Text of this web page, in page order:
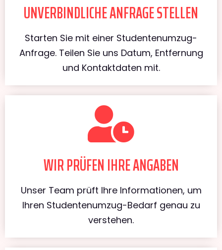
UNVERBINDLICHE ANFRAGE STELLEN
Starten Sie mit einer Studentenumzug-
Anfrage. Teilen Sie uns Datum, Entfernung
und Kontaktdaten mit.
WIR PRÜFEN IHRE ANGABEN
Unser Team prüft Ihre Informationen, um
Ihren Studentenumzug-Bedarf genau zu
verstehen.